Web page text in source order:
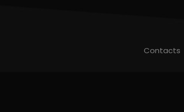
Contacts